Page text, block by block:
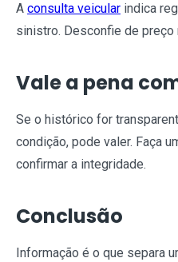
A consulta veicular indica
sinistro. Desconfie de preço
Vale a pena
Se o histórico for
condição, pode valer. Faça
confirmar a integridade.
Conclusão
Informação é o que separa